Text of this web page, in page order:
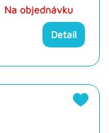
Na objednávku
Detail